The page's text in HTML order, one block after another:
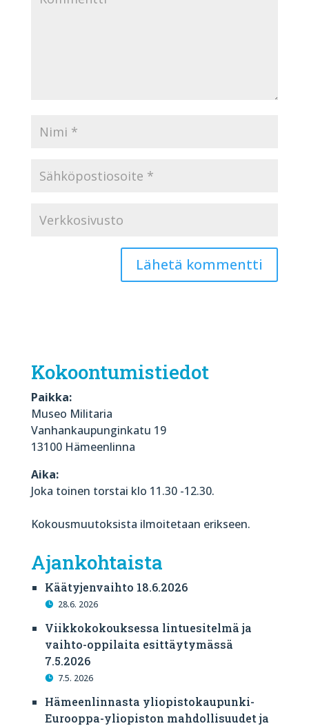
Kokoontumistiedot
Paikka:
Museo Militaria
Vanhankaupunginkatu 19
13100 Hämeenlinna
Aika:
Joka toinen torstai klo 11.30 -12.30.
Kokousmuutoksista ilmoitetaan erikseen.
Ajankohtaista
Käätyjenvaihto 18.6.2026
28.6. 2026
Viikkokokouksessa lintuesitelmä ja
vaihto-oppilaita esittäytymässä
7.5.2026
7.5. 2026
Hämeenlinnasta yliopistokaupunki-
Eurooppa-yliopiston mahdollisuudet ja